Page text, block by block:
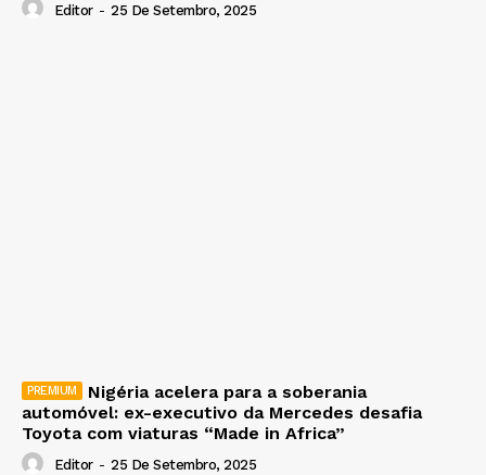
Editor - 25 De Setembro, 2025
Nigéria acelera para a soberania
automóvel: ex-executivo da Mercedes desafia
Toyota com viaturas “Made in Africa”
Editor - 25 De Setembro, 2025